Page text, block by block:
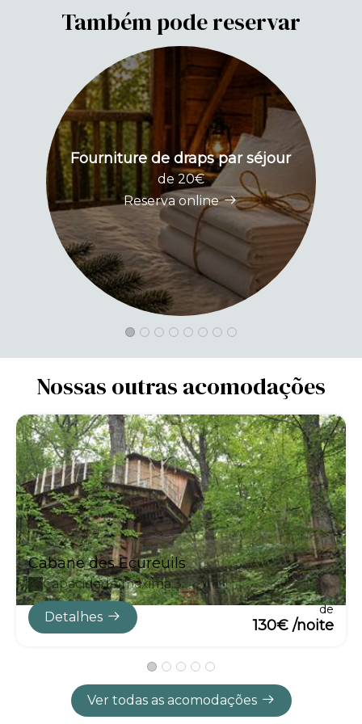
Também pode reservar
Fourniture de draps par séjour
de 20€
Reserva online
Nossas outras acomodações
Cabane des Ecureuils
Capacidade máxima:3
Detalhes
de
130€ /noite
Ver todas as acomodações